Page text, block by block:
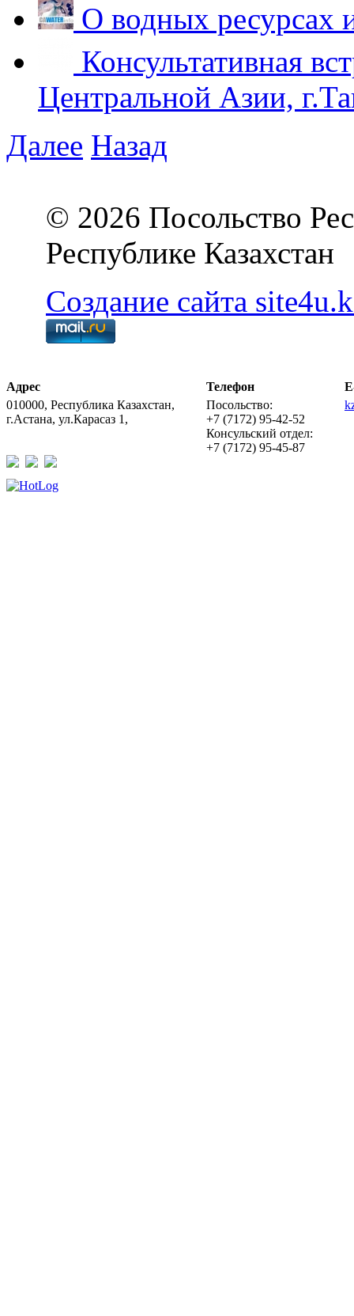
О водных ресурсах
Консультативная
Центральной Азии,
Далее Назад
© 2026 Посольство
Республике Казахстан
Создание сайта
Адрес
010000, Республика Казахстан,
г.Астана, ул.Карасаз 1,
Телефон
Посольство:
+7 (7172) 95-42-52
Консульский отдел:
+7 (7172) 95-45-87